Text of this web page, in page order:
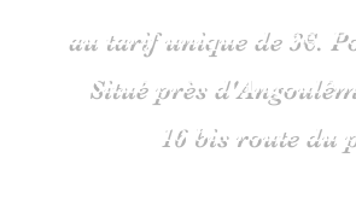
au tarif unique de 3€.
Situé près
16 bis route du